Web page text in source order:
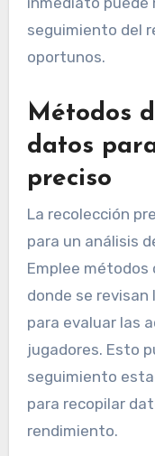
seguimiento del
oportunos.
Métodos
datos
preciso
La recolección
para un análisis
Emplee métodos
donde se
para evaluar las
jugadores. Esto
seguimiento
para recopilar
rendimiento.